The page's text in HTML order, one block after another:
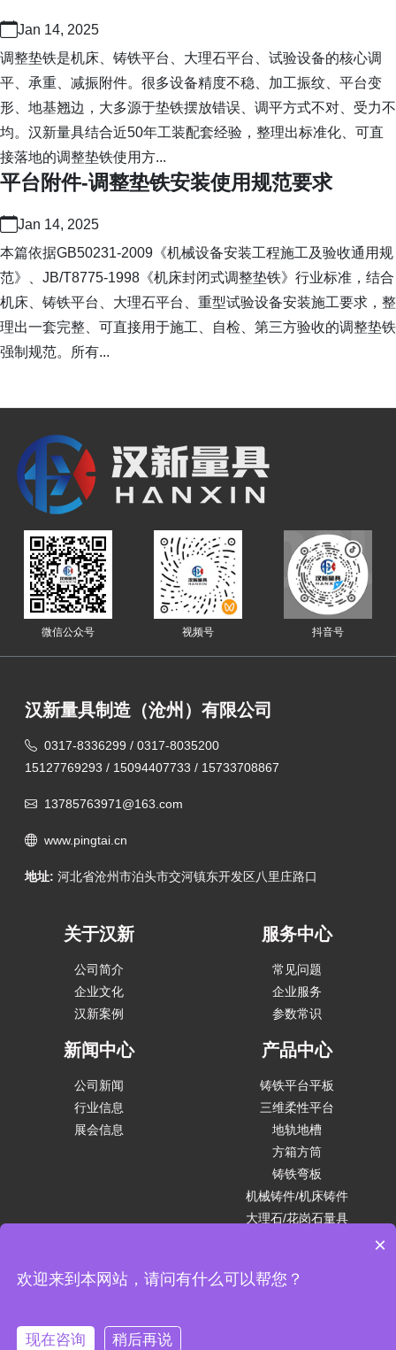
Jan 14, 2025
调整垫铁是机床、铸铁平台、大理石平台、试验设备的核心调
平、承重、减振附件。很多设备精度不稳、加工振纹、平台变
形、地基翘边，大多源于垫铁摆放错误、调平方式不对、受力不
均。汉新量具结合近50年工装配套经验，整理出标准化、可直
接落地的调整垫铁使用方...
平台附件-调整垫铁安装使用规范要求
Jan 14, 2025
本篇依据GB50231-2009《机械设备安装工程施工及验收通用规
范》、JB/T8775-1998《机床封闭式调整垫铁》行业标准，结合
机床、铸铁平台、大理石平台、重型试验设备安装施工要求，整
理出一套完整、可直接用于施工、自检、第三方验收的调整垫铁
强制规范。所有...
微信公众号 视频号 抖音号
汉新量具制造（沧州）有限公司
0317-8336299 / 0317-8035200
15127769293 / 15094407733 / 15733708867
13785763971@163.com
www.pingtai.cn
地址: 河北省沧州市泊头市交河镇东开发区八里庄路口
关于汉新
公司简介
企业文化
汉新案例
服务中心
常见问题
企业服务
参数常识
新闻中心
公司新闻
行业信息
展会信息
产品中心
铸铁平台平板
三维柔性平台
地轨地槽
方箱方筒
铸铁弯板
机械铸件/机床铸件
大理石/花岗石量具
汉新首页关于我们 联系方式
×
欢迎来到本网站，请问有什么可以帮您？
现在咨询 稍后再说